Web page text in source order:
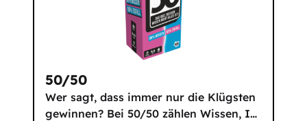
50/50
Wer sagt, dass immer nur die Klügsten
gewinnen? Bei 50/50 zählen Wissen, I…